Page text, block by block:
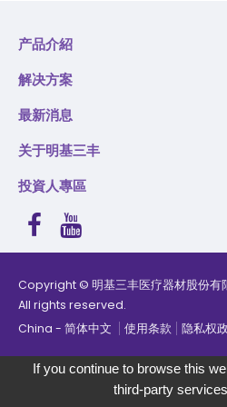
产品介紹
解决方案
最新消息
关于明基三丰
投資人專區
Copyright © 明基三丰医疗器材股份有
All rights reserved.
China
简体中文 使用条款 隐私权
产品已添加进行比较，您最多可以选
进行比较 全部删除
If you continue to browse this
third-party services